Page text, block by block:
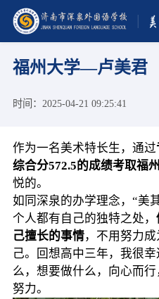
福州大学—卢美君
时间：2025-04-21 09:25:41
作为一名美术特长生，通过
综合分572.5的成绩考取福
悦的。
如同深泉的办学理念，“美
个人都有自己的独特之处，
己擅长的事情，不用努力成
己。回想高中三年，我很
么，想要做什么，向心而
努力。